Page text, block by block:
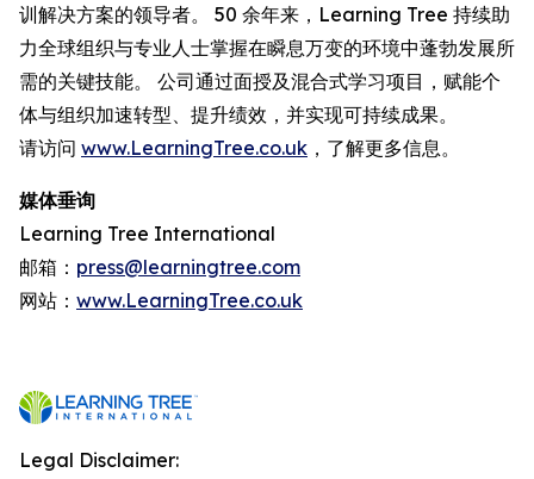
训解决方案的领导者。 50 余年来，Learning Tree 持续助
力全球组织与专业人士掌握在瞬息万变的环境中蓬勃发展所
需的关键技能。 公司通过面授及混合式学习项目，赋能个
体与组织加速转型、提升绩效，并实现可持续成果。
请访问 www.LearningTree.co.uk ，了解更多信息。
媒体垂询
Learning Tree International
邮箱： press@learningtree.com
网站： www.LearningTree.co.uk
Legal Disclaimer: